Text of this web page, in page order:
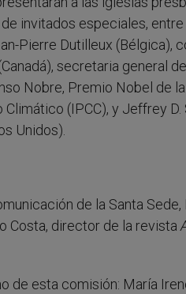
invitados especiales,
Pierre Dutilleux (Bélgica),
secretaria general
Nobre, Premio Nobel de
(IPCC), y Jeffrey
Unidos).
de la Santa
Costa, director de la revista
de esta comisión: María